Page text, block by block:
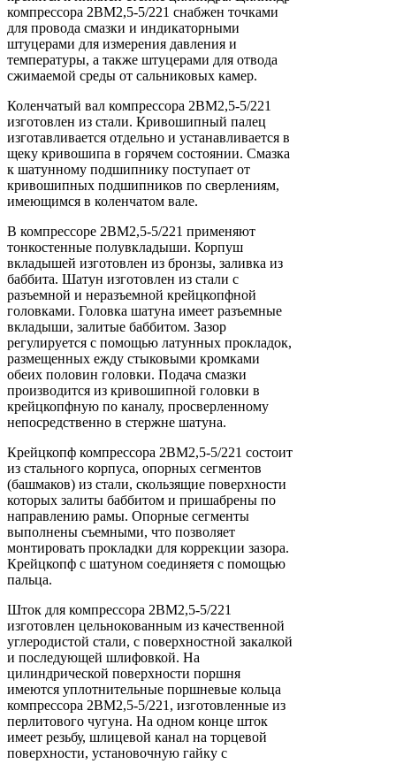
компрессора 2ВМ2,5-5/221 снабжен точками
для провода смазки и индикаторными
штуцерами для измерения давления и
температуры, а также штуцерами для отвода
сжимаемой среды от сальниковых камер.
Коленчатый вал компрессора 2ВМ2,5-5/221
изготовлен из стали. Кривошипный палец
изготавливается отдельно и устанавливается в
щеку кривошипа в горячем состоянии. Смазка
к шатунному подшипнику поступает от
кривошипных подшипников по сверлениям,
имеющимся в коленчатом вале.
В компрессоре 2ВМ2,5-5/221 применяют
тонкостенные полувкладыши. Корпуш
вкладышей изготовлен из бронзы, заливка из
баббита. Шатун изготовлен из стали с
разъемной и неразъемной крейцкопфной
головками. Головка шатуна имеет разъемные
вкладыши, залитые баббитом. Зазор
регулируется с помощью латунных прокладок,
размещенных ежду стыковыми кромками
обеих половин головки. Подача смазки
производится из кривошипной головки в
крейцкопфную по каналу, просверленному
непосредственно в стержне шатуна.
Крейцкопф компрессора 2ВМ2,5-5/221 состоит
из стального корпуса, опорных сегментов
(башмаков) из стали, скользящие поверхности
которых залиты баббитом и пришабрены по
направлению рамы. Опорные сегменты
выполнены съемными, что позволяет
монтировать прокладки для коррекции зазора.
Крейцкопф с шатуном соединяетя с помощью
пальца.
Шток для компрессора 2ВМ2,5-5/221
изготовлен цельнокованным из качественной
углеродистой стали, с поверхностной закалкой
и последующей шлифовкой. На
цилиндрической поверхности поршня
имеются уплотнительные поршневые кольца
компрессора 2ВМ2,5-5/221, изготовленные из
перлитового чугуна. На одном конце шток
имеет резьбу, шлицевой канал на торцевой
поверхности, установочную гайку с